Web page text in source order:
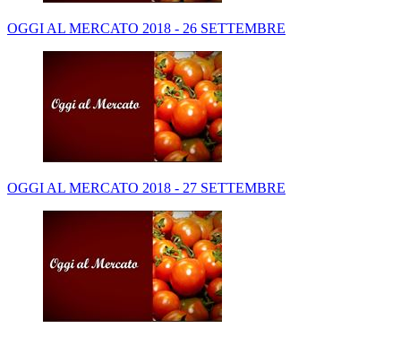
OGGI AL MERCATO 2018 - 26 SETTEMBRE
OGGI AL MERCATO 2018 - 27 SETTEMBRE